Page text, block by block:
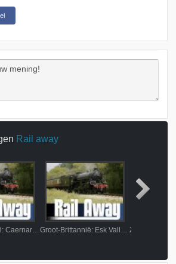
Rail away
Groot-Brittannië: Caernarfon-Porthmadog-Blaenau Ffestiniog Groot-Brittannië: Esk Valley Line, Thirsk - Whitby